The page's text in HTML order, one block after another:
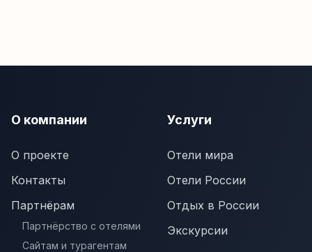
О компании
О проекте
Контакты
Партнёрам
Партнёрство с отелями
Сайтам и турагентам
Услуги
Отели мира
Отели России
Отдых в России
Экскурсии